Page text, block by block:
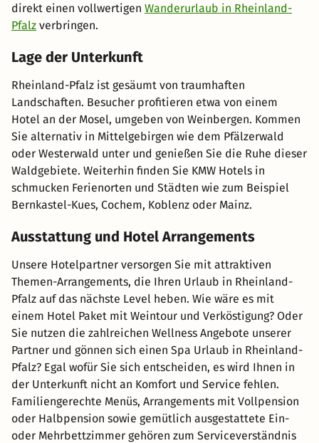
direkt einen vollwertigen Wanderurlaub in Rheinland-
Pfalz verbringen.
Lage der Unterkunft
Rheinland-Pfalz ist gesäumt von traumhaften
Landschaften. Besucher profitieren etwa von einem
Hotel an der Mosel, umgeben von Weinbergen. Kommen
Sie alternativ in Mittelgebirgen wie dem Pfälzerwald
oder Westerwald unter und genießen Sie die Ruhe dieser
Waldgebiete. Weiterhin finden Sie KMW Hotels in
schmucken Ferienorten und Städten wie zum Beispiel
Bernkastel-Kues, Cochem, Koblenz oder Mainz.
Ausstattung und Hotel Arrangements
Unsere Hotelpartner versorgen Sie mit attraktiven
Themen-Arrangements, die Ihren Urlaub in Rheinland-
Pfalz auf das nächste Level heben. Wie wäre es mit
einem Hotel Paket mit Weintour und Verköstigung? Oder
Sie nutzen die zahlreichen Wellness Angebote unserer
Partner und gönnen sich einen Spa Urlaub in Rheinland-
Pfalz? Egal wofür Sie sich entscheiden, es wird Ihnen in
der Unterkunft nicht an Komfort und Service fehlen.
Familiengerechte Menüs, Arrangements mit Vollpension
oder Halbpension sowie gemütlich ausgestattete Ein-
oder Mehrbettzimmer gehören zum Serviceverständnis